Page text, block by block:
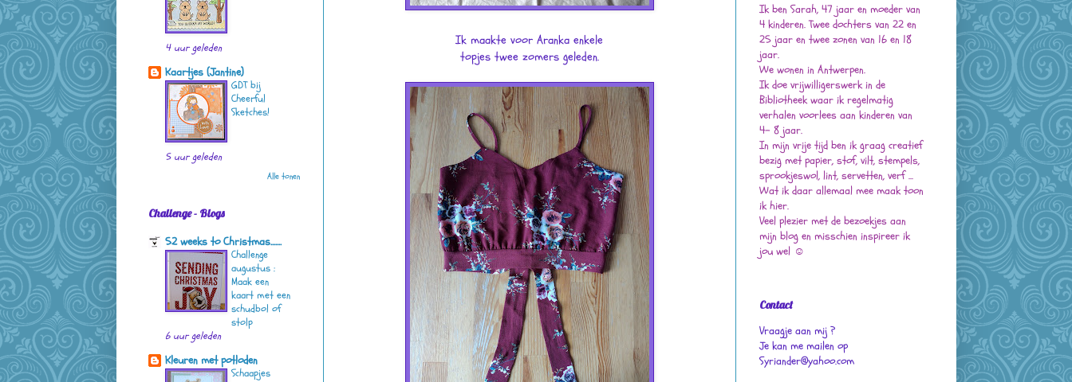
Ik maakte voor Aranka enkele
topjes twee zomers geleden.
4 uur geleden
Kaartjes (Jantine)
GDT bij
Cheerful
Sketches!
5 uur geleden
Alle tonen
Challenge - Blogs
52 weeks to Christmas.......
Challenge
augustus :
Maak een
kaart met een
schudbol of
stolp
6 uur geleden
Kleuren met potloden
Schaapjes
Ik ben Sarah, 47 jaar en moeder van
4 kinderen. Twee dochters van 22 en
25 jaar en twee zonen van 16 en 18
jaar.
We wonen in Antwerpen.
Ik doe vrijwilligerswerk in de
Bibliotheek waar ik regelmatig
verhalen voorlees aan kinderen van
4- 8 jaar.
In mijn vrije tijd ben ik graag creatief
bezig met papier, stof, vilt, stempels,
sprookjeswol, lint, servetten, verf ...
Wat ik daar allemaal mee maak toon
ik hier.
Veel plezier met de bezoekjes aan
mijn blog en misschien inspireer ik
jou wel ☺
Contact
Vraagje aan mij ?
Je kan me mailen op
Syriander@yahoo.com